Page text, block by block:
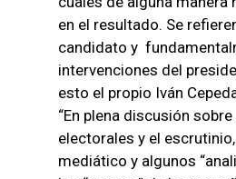
en el resultado. Se
candidato y
intervenciones del
esto el propio Iván
“En plena discusión
electorales y el
mediático y algunos